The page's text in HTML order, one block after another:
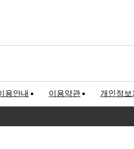
용안내 이용약관 개인정보